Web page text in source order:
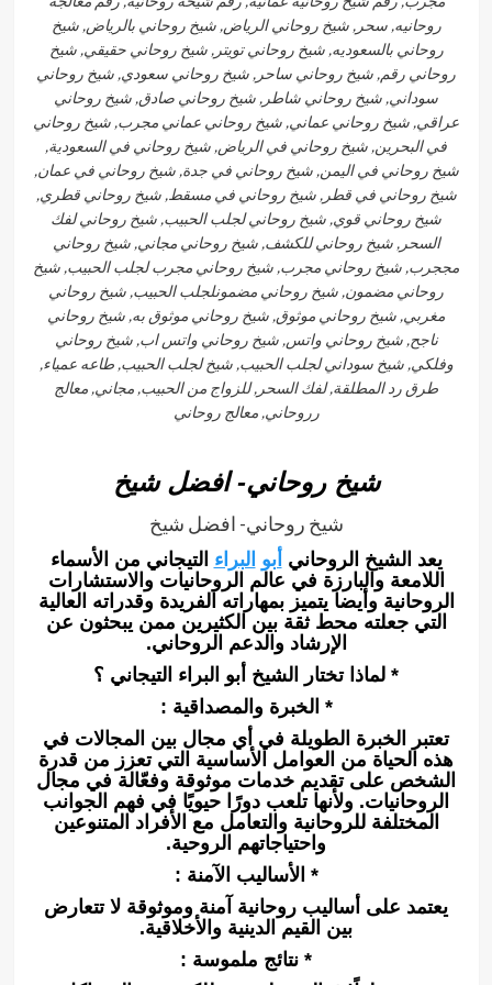
روحانيه, سحر, شيخ روحاني الرياض, شيخ روحاني بالرياض, شيخ
روحاني بالسعوديه, شيخ روحاني تويتر, شيخ روحاني حقيقي, شيخ
روحاني رقم, شيخ روحاني ساحر, شيخ روحاني سعودي, شيخ روحاني
سوداني, شيخ روحاني شاطر, شيخ روحاني صادق, شيخ روحاني
عراقي, شيخ روحاني عماني, شيخ روحاني عماني مجرب, شيخ روحاني
في البحرين, شيخ روحاني في الرياض, شيخ روحاني في السعودية,
شيخ روحاني في اليمن, شيخ روحاني في جدة, شيخ روحاني في عمان,
شيخ روحاني في قطر, شيخ روحاني في مسقط, شيخ روحاني قطري,
شيخ روحاني قوي, شيخ روحاني لجلب الحبيب, شيخ روحاني لفك
السحر, شيخ روحاني للكشف, شيخ روحاني مجاني, شيخ روحاني
مججرب, شيخ روحاني مجرب, شيخ روحاني مجرب لجلب الحبيب, شيخ
روحاني مضمون, شيخ روحاني مضمونلجلب الحبيب, شيخ روحاني
مغربي, شيخ روحاني موثوق, شيخ روحاني موثوق به, شيخ روحاني
ناجح, شيخ روحاني واتس, شيخ روحاني واتس اب, شيخ روحاني
وفلكي, شيخ سوداني لجلب الحبيب, شيخ لجلب الحبيب, طاعه عمياء,
طرق رد المطلقة, لفك السحر, للزواج من الحبيب, مجاني, معالج
رروحاني, معالج روحاني
شيخ روحاني- افضل شيخ
شيخ روحاني- افضل شيخ
يعد الشيخ الروحاني أبو البراء التيجاني من الأسماء
اللامعة والبارزة في عالم الروحانيات والاستشارات
الروحانية وأيضا يتميز بمهاراته الفريدة وقدراته العالية
التي جعلته محط ثقة بين الكثيرين ممن يبحثون عن
الإرشاد والدعم الروحاني.
* لماذا تختار الشيخ أبو البراء التيجاني ؟
* الخبرة والمصداقية :
تعتبر الخبرة الطويلة في أي مجال بين المجالات في
هذه الحياة من العوامل الأساسية التي تعزز من قدرة
الشخص على تقديم خدمات موثوقة وفعّالة في مجال
الروحانيات. ولأنها تلعب دورًا حيويًا في فهم الجوانب
المختلفة للروحانية والتعامل مع الأفراد المتنوعين
واحتياجاتهم الروحية.
* الأساليب الآمنة :
يعتمد على أساليب روحانية آمنة وموثوقة لا تتعارض
بين القيم الدينية والأخلاقية.
* نتائج ملموسة :